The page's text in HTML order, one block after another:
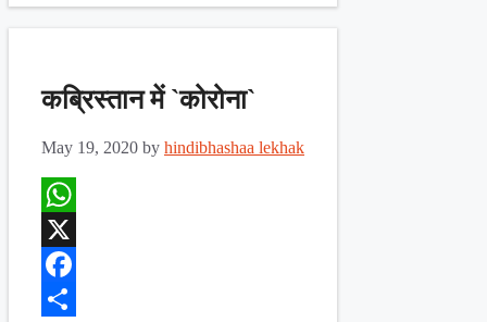
कब्रिस्तान में `कोरोना`
May 19, 2020 by hindibhashaa lekhak
WhatsApp
X
Facebook